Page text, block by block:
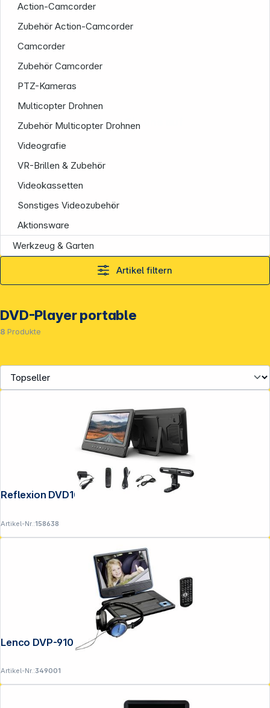
Action-Camcorder
Zubehör Action-Camcorder
Camcorder
Zubehör Camcorder
PTZ-Kameras
Multicopter Drohnen
Zubehör Multicopter Drohnen
Videografie
VR-Brillen & Zubehör
Videokassetten
Sonstiges Videozubehör
Aktionsware
Werkzeug & Garten
Artikel filtern
DVD-Player portable
8 Produkte
Reflexion DVD1052N
Artikel-Nr.:158638
Lenco DVP-910 blau
Artikel-Nr.:349001
Folgen Sie uns auf